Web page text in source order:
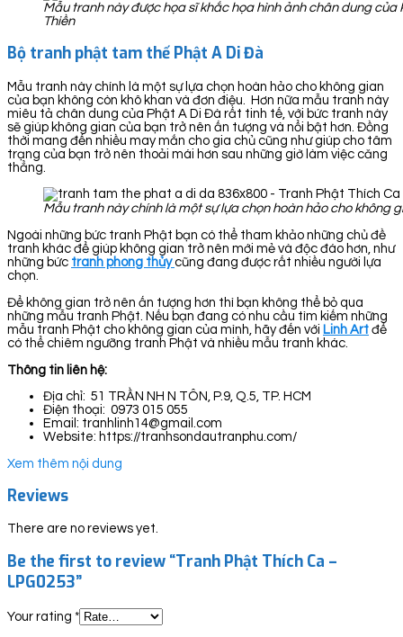
Mẫu tranh này được họa sĩ khắc họa hình ảnh chân dung của
Thiền
Bộ tranh phật tam thế Phật A Di Đà
Mẫu tranh này chính là một sự lựa chọn hoàn hảo cho không gian
của bạn không còn khô khan và đơn điệu. Hơn nữa mẫu tranh này
miêu tả chân dung của Phật A Di Đà rất tinh tế, với bức tranh này
sẽ giúp không gian của bạn trở nên ấn tượng và nổi bật hơn. Đồng
thời mang đến nhiều may mắn cho gia chủ cũng như giúp cho tâm
trạng của bạn trở nên thoải mái hơn sau những giờ làm việc căng
thẳng.
Mẫu tranh này chính là một sự lựa chọn hoàn hảo cho không
Ngoài những bức tranh Phật bạn có thể tham khảo những chủ đề
tranh khác để giúp không gian trở nên mới mẻ và độc đáo hơn, như
những bức tranh phong thủy cũng đang được rất nhiều người lựa
chọn.
Để không gian trở nên ấn tượng hơn thì bạn không thể bỏ qua
những mẫu tranh Phật. Nếu bạn đang có nhu cầu tìm kiếm những
mẫu tranh Phật cho không gian của mình, hãy đến với Linh Art để
có thể chiêm ngưỡng tranh Phật và nhiều mẫu tranh khác.
Thông tin liên hệ:
Địa chỉ: 51 TRẦN NH N TÔN, P.9, Q.5, TP. HCM
Điện thoại: 0973 015 055
Email: tranhlinh14@gmail.com
Website: https://tranhsondautranphu.com/
Xem thêm nội dung
Reviews
There are no reviews yet.
Be the first to review “Tranh Phật Thích Ca –
LPG0253”
Your rating *